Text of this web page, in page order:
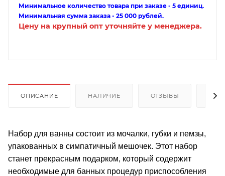
Минимальное количество товара при заказе - 5 единиц.
Минимальная сумма заказа - 25 000 рублей.
Цену на крупный опт уточняйте у менеджера.
ОПИСАНИЕ НАЛИЧИЕ ОТЗЫВЫ
Набор для ванны состоит из мочалки, губки и пемзы,
упакованных в симпатичный мешочек. Этот набор
станет прекрасным подарком, который содержит
необходимые для банных процедур приспособления